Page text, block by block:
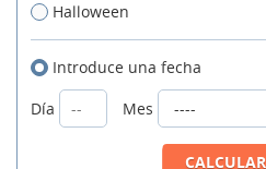
Halloween
Introduce una fecha
Día
Mes